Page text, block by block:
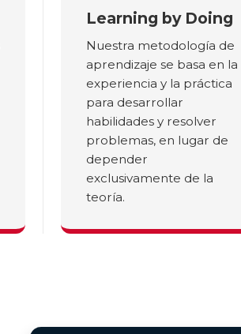
Learning by Doing
Nuestra metodología de
aprendizaje se basa en la
experiencia y la práctica
para desarrollar
habilidades y resolver
problemas, en lugar de
depender
exclusivamente de la
teoría.